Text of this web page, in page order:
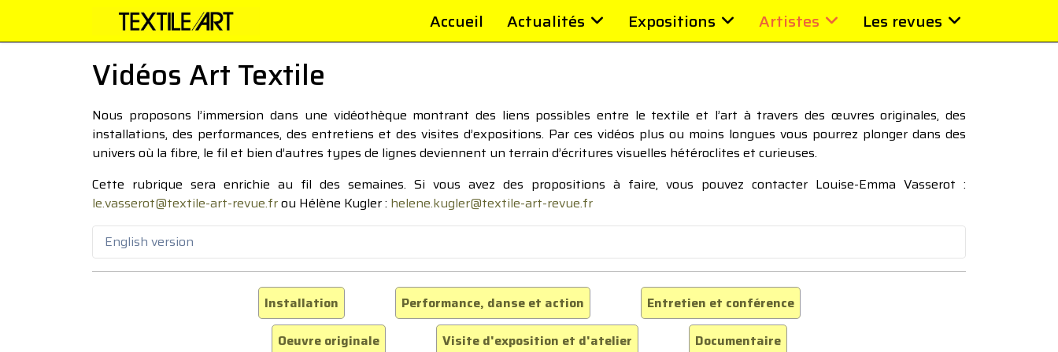
Accueil Actualités Expositions Artistes Les revues
Vidéos Art Textile
Nous proposons l’immersion dans une vidéothèque montrant des liens possibles entre le textile et l’art à travers des œuvres originales, des
installations, des performances, des entretiens et des visites d’expositions. Par ces vidéos plus ou moins longues vous pourrez plonger dans des
univers où la fibre, le fil et bien d’autres types de lignes deviennent un terrain d’écritures visuelles hétéroclites et curieuses.
Cette rubrique sera enrichie au fil des semaines. Si vous avez des propositions à faire, vous pouvez contacter Louise-Emma Vasserot :
le.vasserot@textile-art-revue.frou Hélène Kugler : helene.kugler@textile-art-revue.fr
English version
Installation Performance, danse et action
Entretien et conférence
Oeuvre originale
Visite d'exposition et d'atelier Documentaire